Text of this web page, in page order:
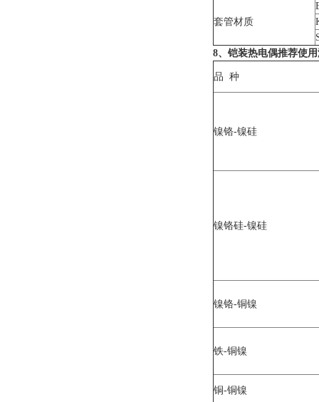
套管材质
8、铠装热电偶推荐使
品 种
镍铬-镍硅
镍铬硅-镍硅
镍铬-铜镍
铁-铜镍
铜-铜镍